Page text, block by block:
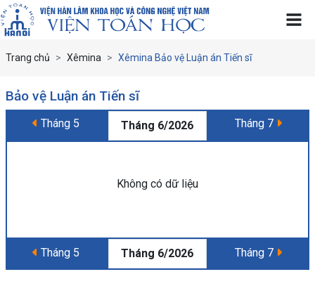
Trang chủ Xêmina Xêmina Bảo vệ Luận án Tiến sĩ
Bảo vệ Luận án Tiến sĩ
Tháng 5 Tháng 6/2026 Tháng 7
Không có dữ liệu
Tháng 5 Tháng 6/2026 Tháng 7